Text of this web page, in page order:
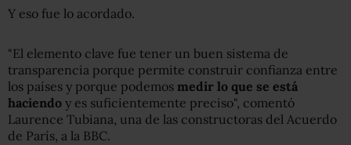
Y eso fue lo acordado.
"El elemento clave fue tener un buen sistema de
transparencia porque permite construir confianza entre
los países y porque podemos medir lo que se está
haciendo y es suficientemente preciso", comentó
Laurence Tubiana, una de las constructoras del Acuerdo
de París, a la BBC.